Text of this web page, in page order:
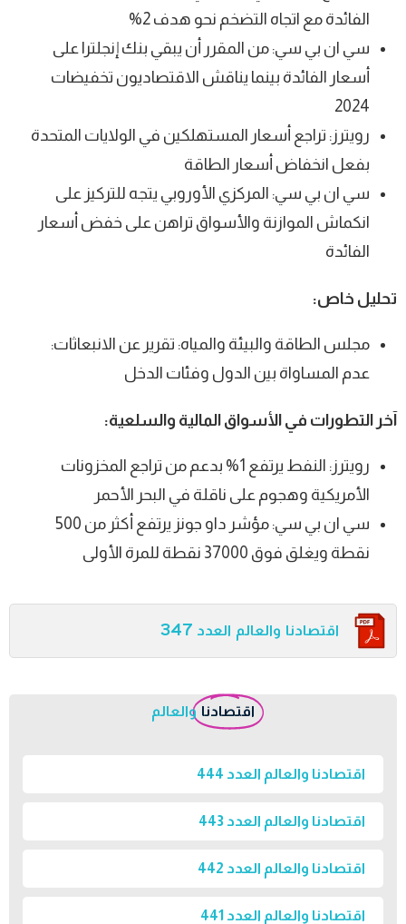
الفائدة مع اتجاه التضخم نحو هدف 2%
سي ان بي سي: من المقرر أن يبقي بنك إنجلترا على
أسعار الفائدة بينما يناقش الاقتصاديون تخفيضات
2024
رويترز: تراجع أسعار المستهلكين في الولايات المتحدة
بفعل انخفاض أسعار الطاقة
سي ان بي سي: المركزي الأوروبي يتجه للتركيز على
انكماش الموازنة والأسواق تراهن على خفض أسعار
الفائدة
تحليل خاص:
مجلس الطاقة والبيئة والمياه: تقرير عن الانبعاثات:
عدم المساواة بين الدول وفئات الدخل
آخر التطورات في الأسواق المالية والسلعية:
رويترز: النفط يرتفع 1% بدعم من تراجع المخزونات
الأمريكية وهجوم على ناقلة في البحر الأحمر
سي ان بي سي: مؤشر داو جونز يرتفع أكثر من 500
نقطة ويغلق فوق 37000 نقطة للمرة الأولى
اقتصادنا والعالم العدد 347
اقتصادنا والعالم
اقتصادنا والعالم العدد 444
اقتصادنا والعالم العدد 443
اقتصادنا والعالم العدد 442
اقتصادنا والعالم العدد 441